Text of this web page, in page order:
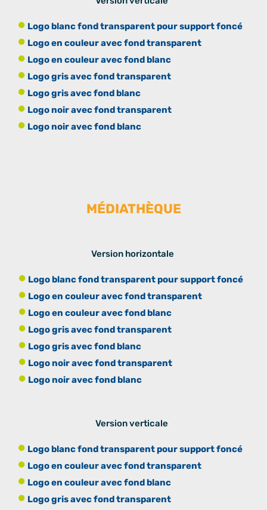
Logo blanc fond transparent pour support foncé
Logo en couleur avec fond transparent
Logo en couleur avec fond blanc
Logo gris avec fond transparent
Logo gris avec fond blanc
Logo noir avec fond transparent
Logo noir avec fond blanc
MÉDIATHÈQUE
Version horizontale
Logo blanc fond transparent pour support foncé
Logo en couleur avec fond transparent
Logo en couleur avec fond blanc
Logo gris avec fond transparent
Logo gris avec fond blanc
Logo noir avec fond transparent
Logo noir avec fond blanc
Version verticale
Logo blanc fond transparent pour support foncé
Logo en couleur avec fond transparent
Logo en couleur avec fond blanc
Logo gris avec fond transparent